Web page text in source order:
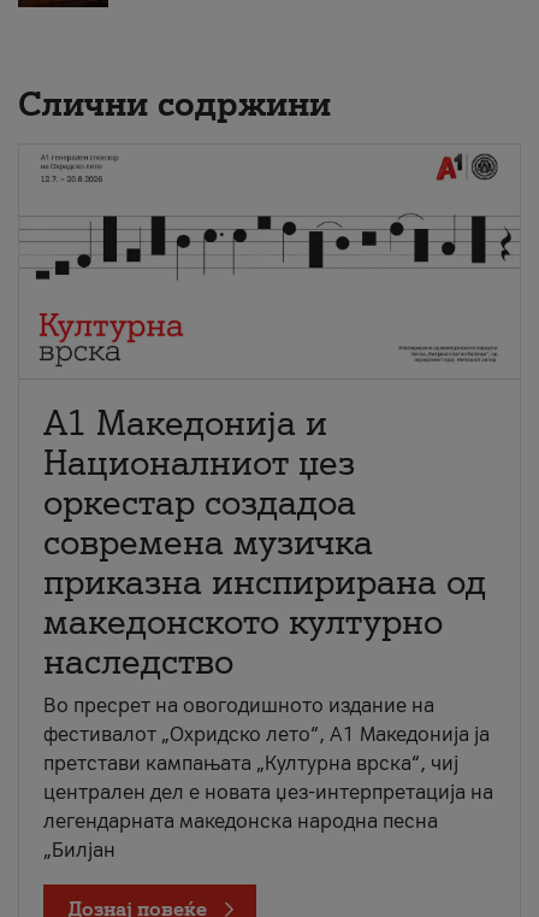
Слични содржини
А1 Македонија и
Националниот џез
оркестар создадоа
современа музичка
приказна инспирирана од
македонското културно
наследство
Во пресрет на овогодишното издание на
фестивалот „Охридско лето“, А1 Македонија ја
претстави кампањата „Културна врска“, чиј
централен дел е новата џез-интерпретација на
легендарната македонска народна песна
„Билјан
Дознај повеќе